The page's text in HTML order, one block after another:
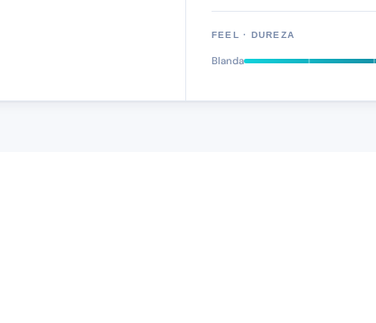
FEEL · DUREZA
Blanda